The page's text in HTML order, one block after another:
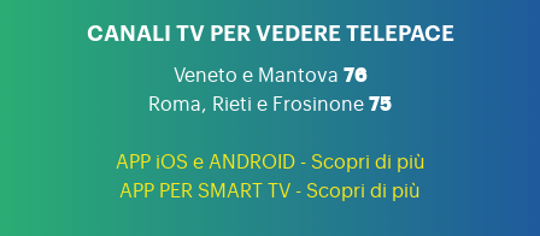
CANALI TV PER VEDERE TELEPACE
Veneto e Mantova 76
Roma, Rieti e Frosinone 75
APP iOS e ANDROID - Scopri di più
APP PER SMART TV - Scopri di più